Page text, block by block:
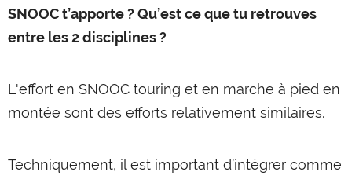
SNOOC t’apporte ? Qu’est ce que tu retrouves
entre les 2 disciplines ?
L'effort en SNOOC touring et en marche à pied en
montée sont des efforts relativement similaires.
Techniquement, il est important d’intégrer comme